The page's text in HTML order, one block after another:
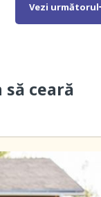
Vezi următorul
ceară